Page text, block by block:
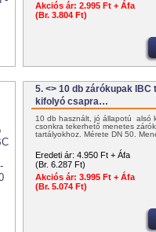
Akciós ár: 2.995 Ft + Áfa
(Br. 3.804 Ft)
5. <> 10 db zárókupak
kifolyó csapra…
10 db használt, jó állapotú alsó
csonkra tekerhető menetes
tartályokhoz. Mérete DN 50.
Eredeti ár: 4.950 Ft + Áfa
(Br. 6.287 Ft)
Akciós ár: 3.995 Ft + Áfa
(Br. 5.074 Ft)